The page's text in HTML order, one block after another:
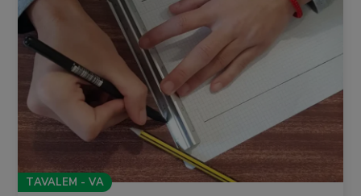
TAVALEM - VA